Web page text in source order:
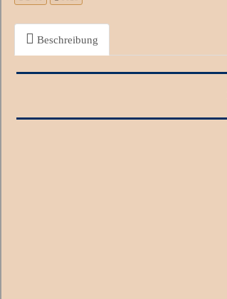
Beschreibung